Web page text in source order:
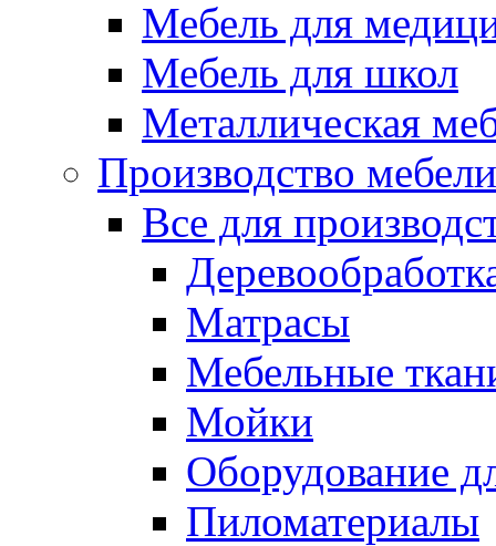
Мебель для
Мебель для школ
Металлическая
Производство мебели
Все для
Матрасы
Мебельные
Мойки
Оборудование
Пиломатериалы